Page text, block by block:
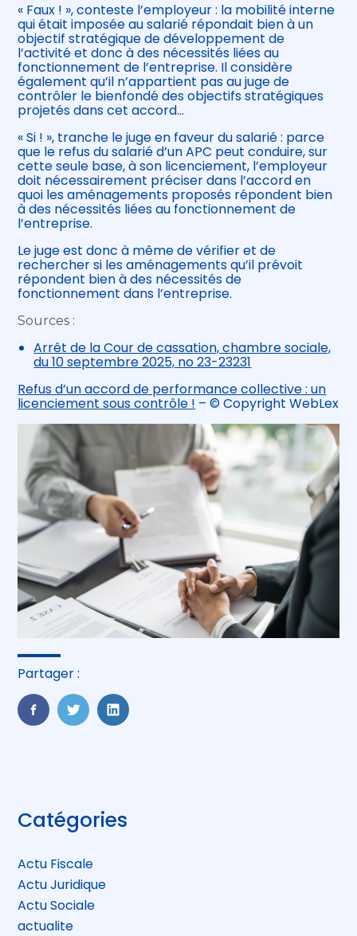
« Faux ! », conteste l’employeur : la mobilité interne
qui était imposée au salarié répondait bien à un
objectif stratégique de développement de
l’activité et donc à des nécessités liées au
fonctionnement de l’entreprise. Il considère
également qu’il n’appartient pas au juge de
contrôler le bienfondé des objectifs stratégiques
projetés dans cet accord…
« Si ! », tranche le juge en faveur du salarié : parce
que le refus du salarié d’un APC peut conduire, sur
cette seule base, à son licenciement, l’employeur
doit nécessairement préciser dans l’accord en
quoi les aménagements proposés répondent bien
à des nécessités liées au fonctionnement de
l’entreprise.
Le juge est donc à même de vérifier et de
rechercher si les aménagements qu’il prévoit
répondent bien à des nécessités de
fonctionnement dans l’entreprise.
Sources :
Arrêt de la Cour de cassation, chambre sociale,
du 10 septembre 2025, no 23-23231
Refus d’un accord de performance collective : un
licenciement sous contrôle ! – © Copyright WebLex
Partager :
FaceBook
TwitterLinkedIn
Blog
sidebar
Catégories
Actu Fiscale
Actu Juridique
Actu Sociale
actualite